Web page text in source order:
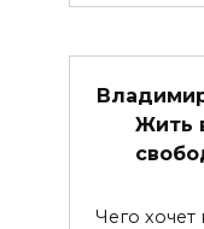
Жить
Чего